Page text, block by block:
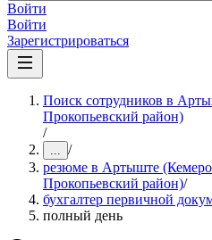
Войти
Войти
Зарегистрироваться
Поиск сотрудников в
Прокопьевский район)
/
... /
резюме в Артыште
Прокопьевский район)/
бухгалтер первичной
полный день